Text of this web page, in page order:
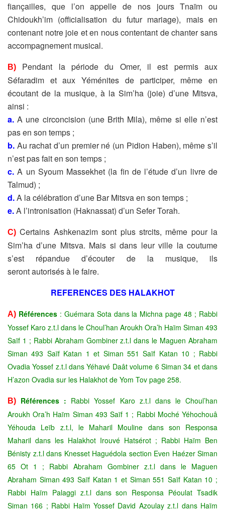
fiançailles, que l’on appelle de nos jours Tnaïm ou
Chidoukh’im (officialisation du futur mariage), mais en
contenant notre joie et en nous contentant dechanter sans
accompagnement musical.
B) Pendant la période du Omer, il est permis aux
Séfaradim et auxYéménites de participer, même en
écoutant de la musique, à la Sim’ha (joie) d’une Mitsva,
ainsi :
a. A une circoncision (une Brith Mila), même si elle n’est
pas en son temps ;
b. Au rachat d’un premier né (un Pidion Haben), même s’il
n’est pasfait en son temps ;
c. A un Syoum Massekhet (la fin de l’étude d’un livre de
Talmud) ;
d.A la célébration d’une Bar Mitsva en son temps ;
e.A l’intronisation (Haknassat) d’un Sefer Torah.
C)Certains Ashkenazim sont plus strcits, même pour la
Sim’ha d’une Mitsva. Mais si dans leur ville la coutume
s’est répandue d’écouter de la musique, ils
seront autorisés à le faire.
REFERENCES DES HALAKHOT
A) Références: Guémara Sota dans la Michna page 48 ; Rabbi
Yossef Karo z.t.l dans le Choul’han Aroukh Ora’h Haïm Siman 493
Saïf 1 ; Rabbi Abraham Gombiner z.t.l dans le Maguen Abraham
Siman 493 Saïf Katan 1 et Siman 551 Saïf Katan 10 ; Rabbi
Ovadia Yossef z.t.l dans Yéhavé Daât volume 6 Siman 34 et dans
H’azon Ovadia sur les Halakhot de Yom Tov page 258.
B) Références : Rabbi Yossef Karo z.t.l dans le Choul’han
Aroukh Ora’h Haïm Siman 493 Saïf 1 ; Rabbi Moché Yéhochouâ
Yéhouda Leïb z.t.l, le Maharil Mouline dans son Responsa
Maharil dans les Halakhot Irouvé Hatsérot ; Rabbi Haïm Ben
Bénisty z.t.l dans Knesset Haguédola section Even Haézer Siman
65 Ot 1 ; Rabbi Abraham Gombiner z.t.l dans le Maguen
Abraham Siman 493 Saïf Katan 1 et Siman 551 Saïf Katan 10 ;
Rabbi Haïm Palaggi z.t.l dans son Responsa Péoulat Tsadik
Siman 166 ; Rabbi Haïm Yossef David Azoulay z.t.l dans Haïm